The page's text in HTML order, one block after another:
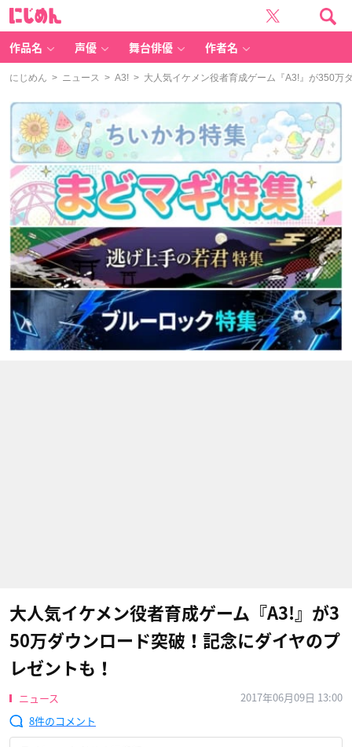
作品名 声優 舞台俳優 作者名
にじめん > ニュース > A3! > 大人気イケメン役者育成ゲーム『A3!』が350万
大人気イケメン役者育成ゲーム『A3!』が3
50万ダウンロード突破！記念にダイヤのプ
レゼントも！
ニュース
2017年06月09日 13:00
8